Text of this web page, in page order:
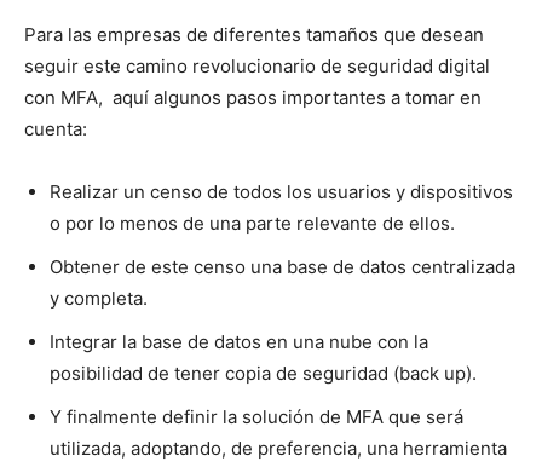
Para las empresas de diferentes tamaños que desean
seguir este camino revolucionario de seguridad digital
con MFA, aquí algunos pasos importantes a tomar en
cuenta:
Realizar un censo de todos los usuarios y dispositivos
o por lo menos de una parte relevante de ellos.
Obtener de este censo una base de datos centralizada
y completa.
Integrar la base de datos en una nube con la
posibilidad de tener copia de seguridad (back up).
Y finalmente definir la solución de MFA que será
utilizada, adoptando, de preferencia, una herramienta